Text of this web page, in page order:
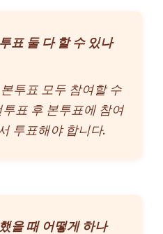
표 둘 다 할 수 있나
투표 모두 참여할 수
표 후 본투표에 참여
투표해야 합니다.
을 때 어떻게 하나